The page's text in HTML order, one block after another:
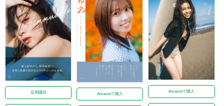
定期購読 Amazonで購入
Amazonで購入